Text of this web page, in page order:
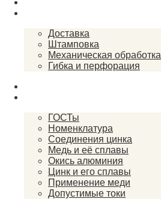
Доставка
Штамповка
Механическая обработка
Гибка и перфорация
ГОСТы
Номенклатура
Соединения цинка
Медь и её сплавы
Окись алюминия
Цинк и его сплавы
Применение меди
Допустимые токи